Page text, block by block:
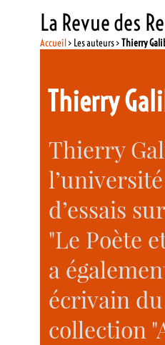
La Revue des
Accueil> Les auteurs >Thierry
Thierry
Thierry
d’essais
"Le Poète
a
écrivain
collection